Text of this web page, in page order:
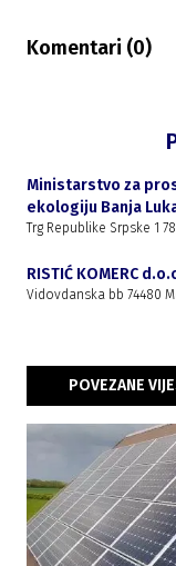
Komentari (0)
Ministarstvo za
ekologiju Banja
Trg Republike Srpske 1
RISTIĆ KOMERC
Vidovdanska bb 74480
POVEZANE